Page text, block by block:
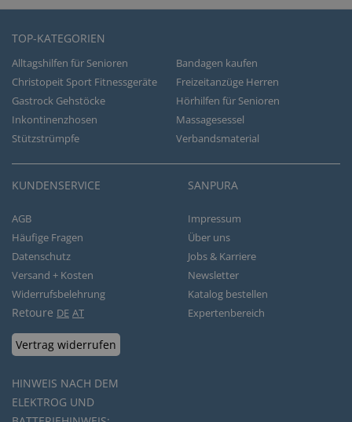
TOP-KATEGORIEN
Alltagshilfen für Senioren
Bandagen kaufen
Christopeit Sport Fitnessgeräte
Freizeitanzüge Herren
Gastrock Gehstöcke
Hörhilfen für Senioren
Inkontinenzhosen
Massagesessel
Stützstrümpfe
Verbandsmaterial
KUNDENSERVICE
AGB
Häufige Fragen
Datenschutz
Versand + Kosten
Widerrufsbelehrung
Retoure DE AT
Vertrag widerrufen
HINWEIS NACH DEM
ELEKTROG UND
SANPURA
Impressum
Über uns
Jobs & Karriere
Newsletter
Katalog bestellen
Expertenbereich